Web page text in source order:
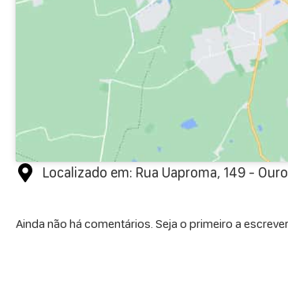
Localizado em: Rua Uaproma, 149 -
Ainda não há comentários. Seja o primeiro a